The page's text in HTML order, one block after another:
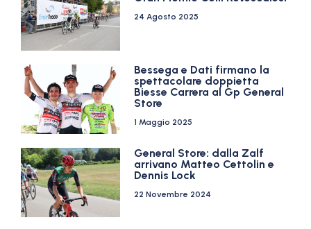
24 Agosto 2025
Bessega e Dati firmano la
spettacolare doppietta
Biesse Carrera al Gp General
Store
1 Maggio 2025
General Store: dalla Zalf
arrivano Matteo Cettolin e
Dennis Lock
22 Novembre 2024